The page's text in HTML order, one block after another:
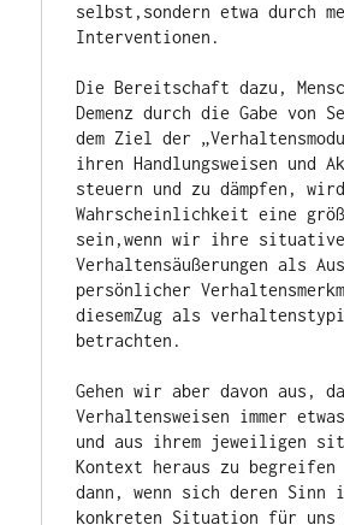
selbst,sondern etwa durch
Interventionen.
Die Bereitschaft dazu,
Demenz durch die Gabe von
dem Ziel der
ihren Handlungsweisen und
steuern und zu dämpfen,
Wahrscheinlichkeit eine
sein,wenn wir ihre
Verhaltensäußerungen als
persönlicher
diesemZug als
betrachten.
Gehen wir aber davon aus,
Verhaltensweisen immer
und aus ihrem jeweiligen
Kontext heraus zu
dann, wenn sich deren Sinn
konkreten Situation für uns